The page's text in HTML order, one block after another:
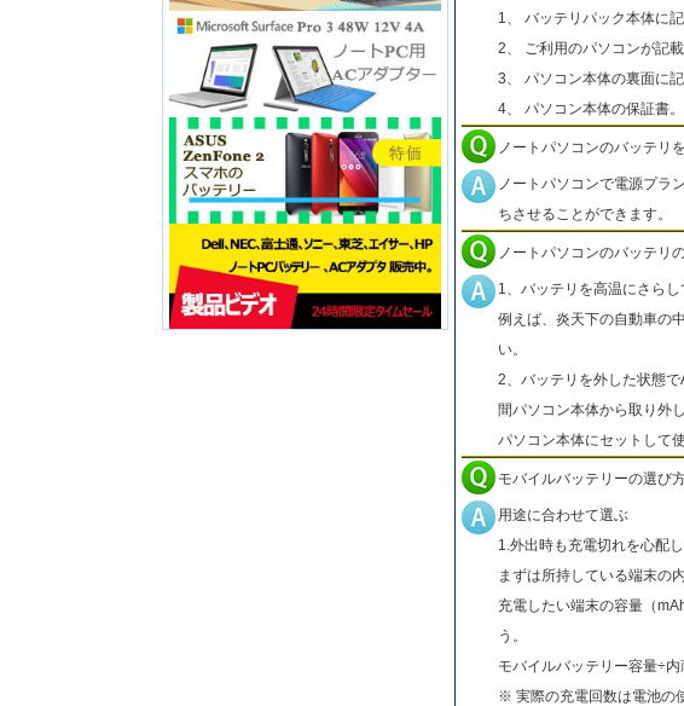
1、 バッテリパック本体に
2、 ご利用のパソコンが記
3、 パソコン本体の裏面に
4、 パソコン本体の保証書。
ノートパソコンのバッテリ
ノートパソコンで電源プラ
ちさせることができます。
ノートパソコンのバッテリ
1、バッテリを高温にさらし
例えば、炎天下の自動車の
い。
2、バッテリを外した状態
間パソコン本体から取り外
パソコン本体にセットして
モバイルバッテリーの選び
用途に合わせて選ぶ
1.外出時も充電切れを心配
まずは所持している端末の
充電したい端末の容量（
う。
モバイルバッテリー容量÷
※ 実際の充電回数は電池の